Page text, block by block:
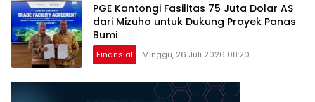
PGE Kantongi Fasilitas 75 Juta Dolar AS
dari Mizuho untuk Dukung Proyek Panas
Bumi
Finansial Minggu, 26 Juli 2026 08:20